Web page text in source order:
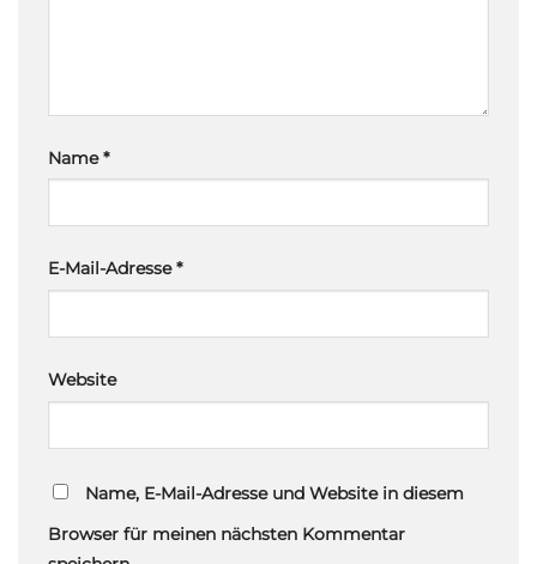
Name*
E-Mail-Adresse*
Website
Name, E-Mail-Adresse und Website in diesem
Browser für meinen nächsten Kommentar